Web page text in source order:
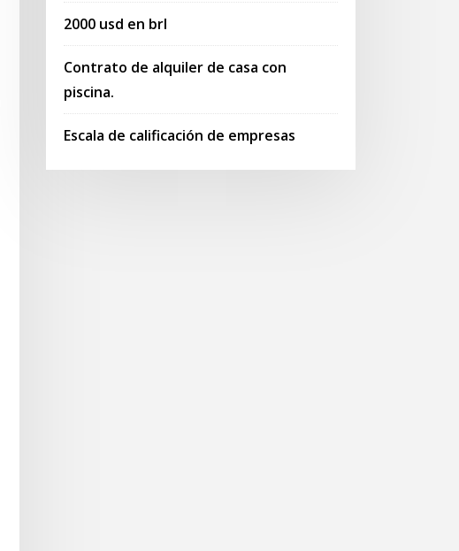
2000 usd en brl
Contrato de alquiler de casa con
piscina.
Escala de calificación de empresas